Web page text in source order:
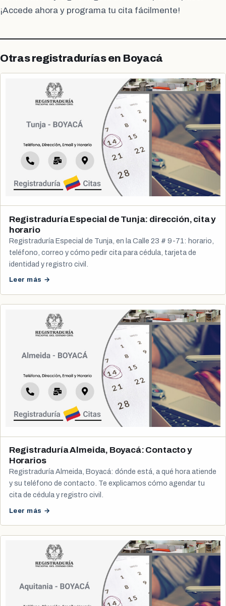
¡Accede ahora y programa tu cita fácilmente!
Otras registradurías en Boyacá
Registraduría Especial de Tunja: dirección, cita y
horario
Registraduría Especial de Tunja, en la Calle 23 # 9-71: horario,
teléfono, correo y cómo pedir cita para cédula, tarjeta de
identidad y registro civil.
Leer más →
Registraduría Almeida, Boyacá: Contacto y
Horarios
Registraduría Almeida, Boyacá: dónde está, a qué hora atiende
y su teléfono de contacto. Te explicamos cómo agendar tu
cita de cédula y registro civil.
Leer más →